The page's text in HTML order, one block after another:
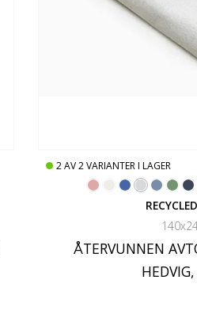
2AV2VARIANTER I LAGER
ÅTERVUNNEN